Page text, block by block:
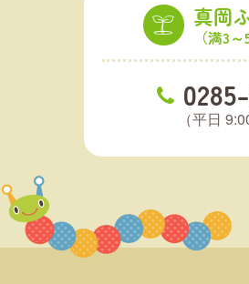
真岡
（満3～
（平日